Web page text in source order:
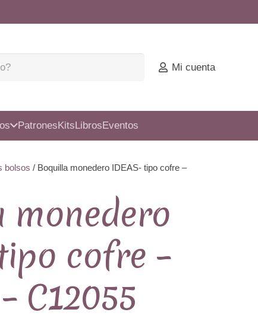
Mi cuenta
PatronesKitsLibrosEventos
bolsos / Boquilla monedero IDEAS- tipo cofre –
monedero
cofre –
C12055